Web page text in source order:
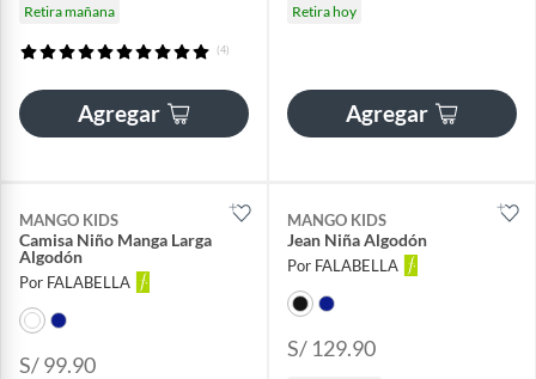
Retira mañana
(4)
Agregar
Retira hoy
Agregar
MANGO KIDS
Camisa Niño Manga Larga
Algodón
Por FALABELLA
S/ 99.90
MANGO KIDS
Jean Niña Algodón
Por FALABELLA
S/ 129.90